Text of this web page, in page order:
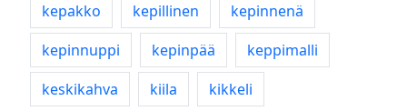
kepakko
kepillinen
kepinnenä
kepinnuppi
kepinpää
keppimalli
keskikahva
kiila
kikkeli